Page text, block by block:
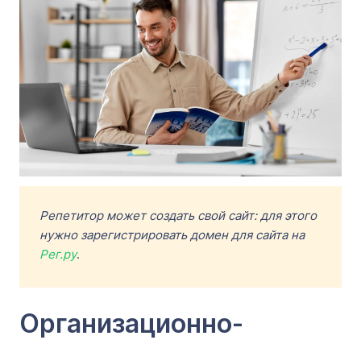
Репетитор может создать свой сайт: для этого
нужно зарегистрировать домен для сайта на
Рег.ру.
Организационно-